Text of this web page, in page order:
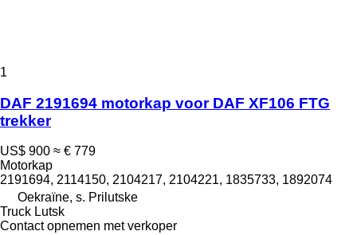
1
DAF 2191694 motorkap voor DAF XF106 FTG
trekker
US$ 900 ≈ € 779
Motorkap
2191694, 2114150, 2104217, 2104221, 1835733, 1892074
Oekraïne, s. Prilutske
Truck Lutsk
Contact opnemen met verkoper